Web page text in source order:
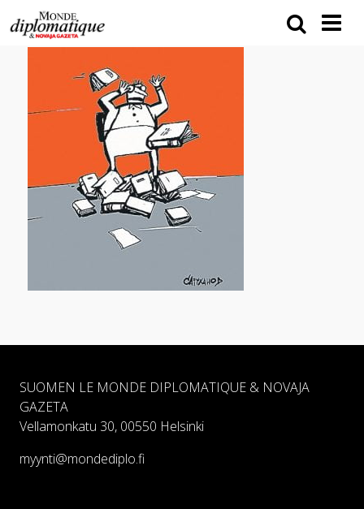
SUOMEN LE MONDE DIPLOMATIQUE & NOVAJA
GAZETA
Vellamonkatu 30, 00550 Helsinki
myynti@mondediplo.fi